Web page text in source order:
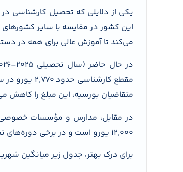
یکی از دلایلی که تحصیل کارشناسی در
این کشور در مقایسه با سایر
می‌کند تا آموزش عالی برای همه در
مقطع
متقاضیان بورسیه، این مبلغ را کاهش می‌دهند و در
۱۲٬۰۰۰ یورو است و در برخی دوره‌های تخصصی مانند طراحی، بازرگانی یا مدیریت مد حتی به ۱۵٬۰۰۰ یورو نیز می‌رسد.
برای درک بهتر، جدول زیر میانگین